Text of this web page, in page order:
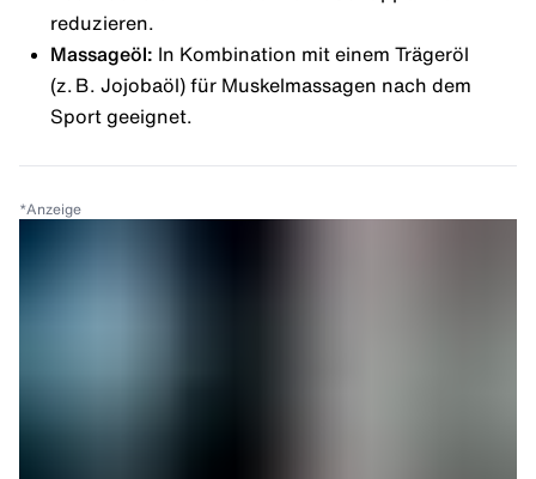
reduzieren.
Massageöl: In Kombination mit einem Trägeröl
(z. B. Jojobaöl) für Muskelmassagen nach dem
Sport geeignet.
*Anzeige